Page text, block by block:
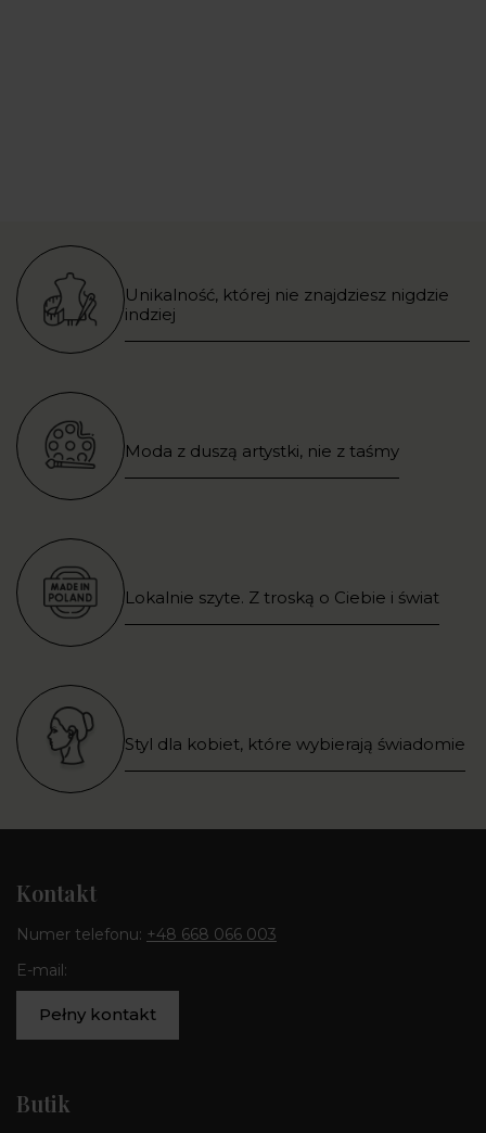
Unikalność, której nie znajdziesz nigdzie
indziej
Moda z duszą artystki, nie z taśmy
Lokalnie szyte. Z troską o Ciebie i świat
Styl dla kobiet, które wybierają świadomie
Kontakt
Numer telefonu: +48 668 066 003
E-mail:
Pełny kontakt
Butik